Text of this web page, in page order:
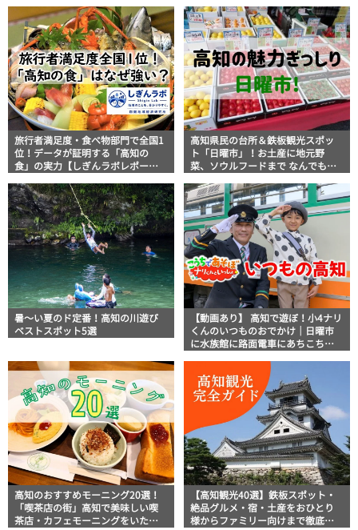
旅行者満足度・食べ物部門で全国1
位！データが証明する「高知の
食」の実力【しぎんラボレポー
高知県民の台所＆鉄板観光スポッ
ト「日曜市」！お土産に地元野
菜、ソウルフードまで なんでもそ
説！
暑～い夏のド定番！高知の川遊び
ベストスポット5選
【動画あり】 高知で遊ぼ！小4ナリ
くんのいつものおでかけ｜日曜市
に水族館に路面電車にあちこち巡
高知のおすすめモーニング20選！
「喫茶店の街」高知で美味しい喫
茶店・カフェモーニングをいただ
【高知観光40選】鉄板スポット・
絶品グルメ・宿・土産をおひとり
様からファミリー向けまで徹底解